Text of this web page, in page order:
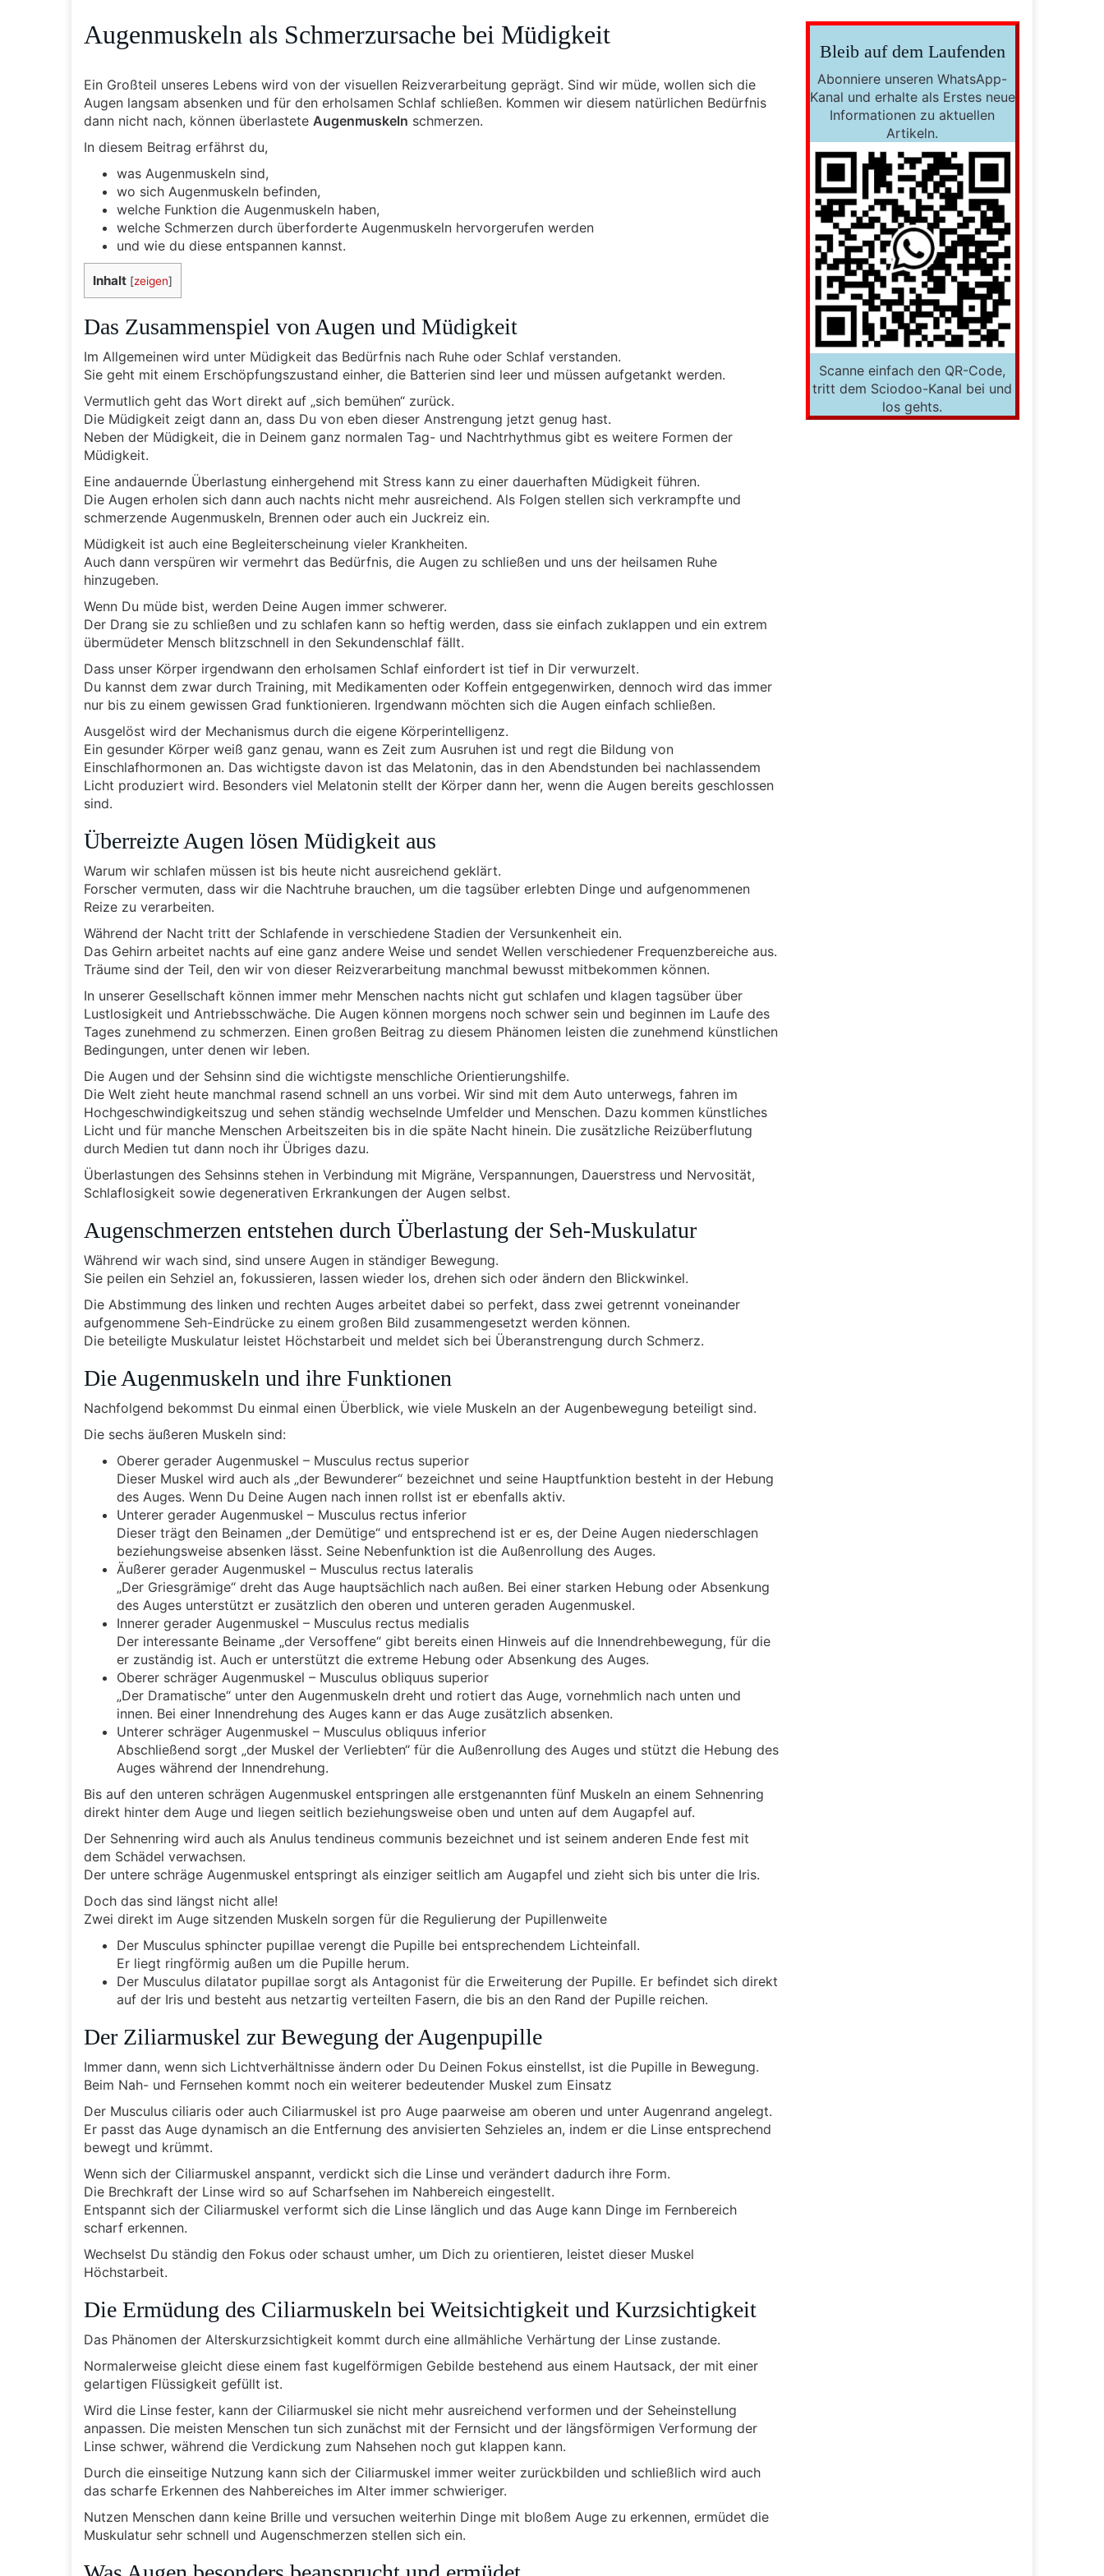
Augenmuskeln als Schmerzursache bei Müdigkeit
Ein Großteil unseres Lebens wird von der visuellen Reizverarbeitung geprägt. Sind wir müde, wollen sich die
Augen langsam absenken und für den erholsamen Schlaf schließen. Kommen wir diesem natürlichen Bedürfnis
dann nicht nach, können überlastete Augenmuskeln schmerzen.
In diesem Beitrag erfährst du,
was Augenmuskeln sind,
wo sich Augenmuskeln befinden,
welche Funktion die Augenmuskeln haben,
welche Schmerzen durch überforderte Augenmuskeln hervorgerufen werden
und wie du diese entspannen kannst.
Inhalt [zeigen]
Das Zusammenspiel von Augen und Müdigkeit
Im Allgemeinen wird unter Müdigkeit das Bedürfnis nach Ruhe oder Schlaf verstanden.
Sie geht mit einem Erschöpfungszustand einher, die Batterien sind leer und müssen aufgetankt werden.
Vermutlich geht das Wort direkt auf „sich bemühen“ zurück.
Die Müdigkeit zeigt dann an, dass Du von eben dieser Anstrengung jetzt genug hast.
Neben der Müdigkeit, die in Deinem ganz normalen Tag- und Nachtrhythmus gibt es weitere Formen der
Müdigkeit.
Eine andauernde Überlastung einhergehend mit Stress kann zu einer dauerhaften Müdigkeit führen.
Die Augen erholen sich dann auch nachts nicht mehr ausreichend. Als Folgen stellen sich verkrampfte und
schmerzende Augenmuskeln, Brennen oder auch ein Juckreiz ein.
Müdigkeit ist auch eine Begleiterscheinung vieler Krankheiten.
Auch dann verspüren wir vermehrt das Bedürfnis, die Augen zu schließen und uns der heilsamen Ruhe
hinzugeben.
Wenn Du müde bist, werden Deine Augen immer schwerer.
Der Drang sie zu schließen und zu schlafen kann so heftig werden, dass sie einfach zuklappen und ein extrem
übermüdeter Mensch blitzschnell in den Sekundenschlaf fällt.
Dass unser Körper irgendwann den erholsamen Schlaf einfordert ist tief in Dir verwurzelt.
Du kannst dem zwar durch Training, mit Medikamenten oder Koffein entgegenwirken, dennoch wird das immer
nur bis zu einem gewissen Grad funktionieren. Irgendwann möchten sich die Augen einfach schließen.
Ausgelöst wird der Mechanismus durch die eigene Körperintelligenz.
Ein gesunder Körper weiß ganz genau, wann es Zeit zum Ausruhen ist und regt die Bildung von
Einschlafhormonen an. Das wichtigste davon ist das Melatonin, das in den Abendstunden bei nachlassendem
Licht produziert wird. Besonders viel Melatonin stellt der Körper dann her, wenn die Augen bereits geschlossen
sind.
Überreizte Augen lösen Müdigkeit aus
Warum wir schlafen müssen ist bis heute nicht ausreichend geklärt.
Forscher vermuten, dass wir die Nachtruhe brauchen, um die tagsüber erlebten Dinge und aufgenommenen
Reize zu verarbeiten.
Während der Nacht tritt der Schlafende in verschiedene Stadien der Versunkenheit ein.
Das Gehirn arbeitet nachts auf eine ganz andere Weise und sendet Wellen verschiedener Frequenzbereiche aus.
Träume sind der Teil, den wir von dieser Reizverarbeitung manchmal bewusst mitbekommen können.
In unserer Gesellschaft können immer mehr Menschen nachts nicht gut schlafen und klagen tagsüber über
Lustlosigkeit und Antriebsschwäche. Die Augen können morgens noch schwer sein und beginnen im Laufe des
Tages zunehmend zu schmerzen. Einen großen Beitrag zu diesem Phänomen leisten die zunehmend künstlichen
Bedingungen, unter denen wir leben.
Die Augen und der Sehsinn sind die wichtigste menschliche Orientierungshilfe.
Die Welt zieht heute manchmal rasend schnell an uns vorbei. Wir sind mit dem Auto unterwegs, fahren im
Hochgeschwindigkeitszug und sehen ständig wechselnde Umfelder und Menschen. Dazu kommen künstliches
Licht und für manche Menschen Arbeitszeiten bis in die späte Nacht hinein. Die zusätzliche Reizüberflutung
durch Medien tut dann noch ihr Übriges dazu.
Überlastungen des Sehsinns stehen in Verbindung mit Migräne, Verspannungen, Dauerstress und Nervosität,
Schlaflosigkeit sowie degenerativen Erkrankungen der Augen selbst.
Augenschmerzen entstehen durch Überlastung der Seh-Muskulatur
Während wir wach sind, sind unsere Augen in ständiger Bewegung.
Sie peilen ein Sehziel an, fokussieren, lassen wieder los, drehen sich oder ändern den Blickwinkel.
Die Abstimmung des linken und rechten Auges arbeitet dabei so perfekt, dass zwei getrennt voneinander
aufgenommene Seh-Eindrücke zu einem großen Bild zusammengesetzt werden können.
Die beteiligte Muskulatur leistet Höchstarbeit und meldet sich bei Überanstrengung durch Schmerz.
Die Augenmuskeln und ihre Funktionen
Nachfolgend bekommst Du einmal einen Überblick, wie viele Muskeln an der Augenbewegung beteiligt sind.
Die sechs äußeren Muskeln sind:
Oberer gerader Augenmuskel – Musculus rectus superior
Dieser Muskel wird auch als „der Bewunderer“ bezeichnet und seine Hauptfunktion besteht in der Hebung
des Auges. Wenn Du Deine Augen nach innen rollst ist er ebenfalls aktiv.
Unterer gerader Augenmuskel – Musculus rectus inferior
Dieser trägt den Beinamen „der Demütige“ und entsprechend ist er es, der Deine Augen niederschlagen
beziehungsweise absenken lässt. Seine Nebenfunktion ist die Außenrollung des Auges.
Äußerer gerader Augenmuskel – Musculus rectus lateralis
„Der Griesgrämige“ dreht das Auge hauptsächlich nach außen. Bei einer starken Hebung oder Absenkung
des Auges unterstützt er zusätzlich den oberen und unteren geraden Augenmuskel.
Innerer gerader Augenmuskel – Musculus rectus medialis
Der interessante Beiname „der Versoffene“ gibt bereits einen Hinweis auf die Innendrehbewegung, für die
er zuständig ist. Auch er unterstützt die extreme Hebung oder Absenkung des Auges.
Oberer schräger Augenmuskel – Musculus obliquus superior
„Der Dramatische“ unter den Augenmuskeln dreht und rotiert das Auge, vornehmlich nach unten und
innen. Bei einer Innendrehung des Auges kann er das Auge zusätzlich absenken.
Unterer schräger Augenmuskel – Musculus obliquus inferior
Abschließend sorgt „der Muskel der Verliebten“ für die Außenrollung des Auges und stützt die Hebung des
Auges während der Innendrehung.
Bis auf den unteren schrägen Augenmuskel entspringen alle erstgenannten fünf Muskeln an einem Sehnenring
direkt hinter dem Auge und liegen seitlich beziehungsweise oben und unten auf dem Augapfel auf.
Der Sehnenring wird auch als Anulus tendineus communis bezeichnet und ist seinem anderen Ende fest mit
dem Schädel verwachsen.
Der untere schräge Augenmuskel entspringt als einziger seitlich am Augapfel und zieht sich bis unter die Iris.
Doch das sind längst nicht alle!
Zwei direkt im Auge sitzenden Muskeln sorgen für die Regulierung der Pupillenweite
Der Musculus sphincter pupillae verengt die Pupille bei entsprechendem Lichteinfall.
Er liegt ringförmig außen um die Pupille herum.
Der Musculus dilatator pupillae sorgt als Antagonist für die Erweiterung der Pupille. Er befindet sich direkt
auf der Iris und besteht aus netzartig verteilten Fasern, die bis an den Rand der Pupille reichen.
Der Ziliarmuskel zur Bewegung der Augenpupille
Immer dann, wenn sich Lichtverhältnisse ändern oder Du Deinen Fokus einstellst, ist die Pupille in Bewegung.
Beim Nah- und Fernsehen kommt noch ein weiterer bedeutender Muskel zum Einsatz
Der Musculus ciliaris oder auch Ciliarmuskel ist pro Auge paarweise am oberen und unter Augenrand angelegt.
Er passt das Auge dynamisch an die Entfernung des anvisierten Sehzieles an, indem er die Linse entsprechend
bewegt und krümmt.
Wenn sich der Ciliarmuskel anspannt, verdickt sich die Linse und verändert dadurch ihre Form.
Die Brechkraft der Linse wird so auf Scharfsehen im Nahbereich eingestellt.
Entspannt sich der Ciliarmuskel verformt sich die Linse länglich und das Auge kann Dinge im Fernbereich
scharf erkennen.
Wechselst Du ständig den Fokus oder schaust umher, um Dich zu orientieren, leistet dieser Muskel
Höchstarbeit.
Die Ermüdung des Ciliarmuskeln bei Weitsichtigkeit und Kurzsichtigkeit
Das Phänomen der Alterskurzsichtigkeit kommt durch eine allmähliche Verhärtung der Linse zustande.
Normalerweise gleicht diese einem fast kugelförmigen Gebilde bestehend aus einem Hautsack, der mit einer
gelartigen Flüssigkeit gefüllt ist.
Wird die Linse fester, kann der Ciliarmuskel sie nicht mehr ausreichend verformen und der Seheinstellung
anpassen. Die meisten Menschen tun sich zunächst mit der Fernsicht und der längsförmigen Verformung der
Linse schwer, während die Verdickung zum Nahsehen noch gut klappen kann.
Durch die einseitige Nutzung kann sich der Ciliarmuskel immer weiter zurückbilden und schließlich wird auch
das scharfe Erkennen des Nahbereiches im Alter immer schwieriger.
Nutzen Menschen dann keine Brille und versuchen weiterhin Dinge mit bloßem Auge zu erkennen, ermüdet die
Muskulatur sehr schnell und Augenschmerzen stellen sich ein.
Bleib auf dem Laufenden
Abonniere unseren WhatsApp-
Kanal und erhalte als Erstes neue
Informationen zu aktuellen
Artikeln.
Scanne einfach den QR-Code,
tritt dem Sciodoo-Kanal bei und
los gehts.